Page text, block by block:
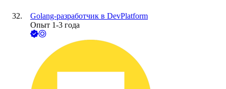
Golang-разработчик в DevPlatform
Опыт 1-3 года